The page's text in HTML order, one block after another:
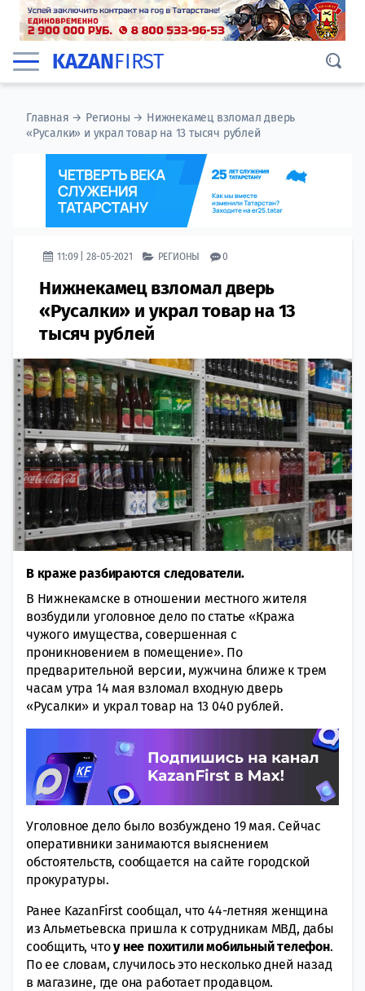
KAZANFIRST
Главная → Регионы → Нижнекамец взломал дверь
«Русалки» и украл товар на 13 тысяч рублей
11:09 | 28-05-2021 РЕГИОНЫ 0
Нижнекамец взломал дверь
«Русалки» и украл товар на 13
тысяч рублей
В краже разбираются следователи.
В Нижнекамске в отношении местного жителя
возбудили уголовное дело по статье «Кража
чужого имущества, совершенная с
проникновением в помещение». По
предварительной версии, мужчина ближе к трем
часам утра 14 мая взломал входную дверь
«Русалки» и украл товар на 13 040 рублей.
Уголовное дело было возбуждено 19 мая. Сейчас
оперативники занимаются выяснением
обстоятельств, сообщается на сайте городской
прокуратуры.
Ранее KazanFirst сообщал, что 44-летняя женщина
из Альметьевска пришла к сотрудникам МВД, дабы
сообщить, чтоу нее похитили мобильный телефон.
По ее словам, случилось это несколько дней назад
в магазине, где она работает продавцом.